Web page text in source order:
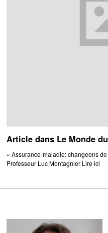
Article dans Le Monde
« Assurance-maladie: changeons
Professeur Luc Montagnier Lire ici